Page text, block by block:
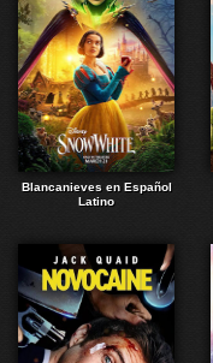
Blancanieves en Español
Latino